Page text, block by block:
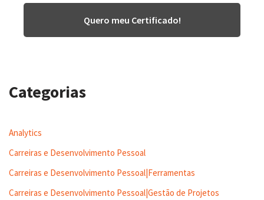
Quero meu Certificado!
Categorias
Analytics
Carreiras e Desenvolvimento Pessoal
Carreiras e Desenvolvimento Pessoal|Ferramentas
Carreiras e Desenvolvimento Pessoal|Gestão de Projetos